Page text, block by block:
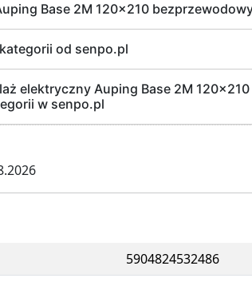
Base 2M 120x210
od senpo.pl
elektryczny Auping Base 2M
w senpo.pl
5904824532486